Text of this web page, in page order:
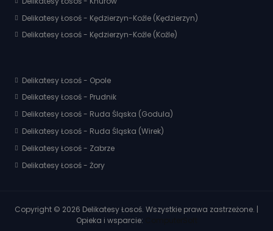
Delikatesy Łosoś - Kędzierzyn-Koźle (Kędzierzyn)
Delikatesy Łosoś - Kędzierzyn-Koźle (Koźle)
Delikatesy Łosoś - Opole
Delikatesy Łosoś - Prudnik
Delikatesy Łosoś - Ruda Śląska (Godula)
Delikatesy Łosoś - Ruda Śląska (Wirek)
Delikatesy Łosoś - Zabrze
Delikatesy Łosoś - Żory
Copyright © 2026 Delikatesy Łosoś. Wszystkie prawa zastrzeżone. |
Opieka i wsparcie: